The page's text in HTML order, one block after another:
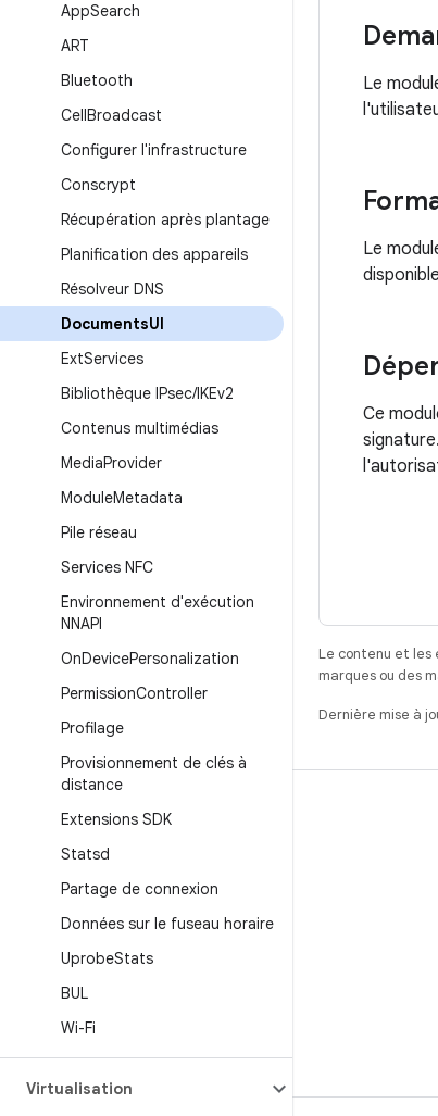
AppSearch
ART
Bluetooth
CellBroadcast
Configurer l'infrastructure
Conscrypt
Récupération après plantage
Planification des appareils
Résolveur DNS
DocumentsUI
ExtServices
Bibliothèque IPsec/IKEv2
Contenus multimédias
MediaProvider
ModuleMetadata
Pile réseau
Services NFC
Environnement d'exécution
NNAPI
OnDevicePersonalization
PermissionController
Profilage
Provisionnement de clés à
distance
Extensions SDK
Statsd
Partage de connexion
Données sur le fuseau horaire
UprobeStats
BUL
Wi-Fi
Virtualisation
Le
Le
Ce
Le contenu et les
marques ou des
Dernière mise à
Référentiel Android
Exigences
Téléchargement
Prévisualiser les binaires
Images d'usine
Fichiers binaires de pilote